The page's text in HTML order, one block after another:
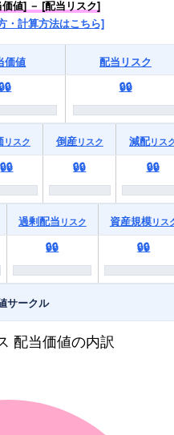
値] － [配当リスク]
・計算方法はこちら]
価値
配当リスク
🔒🔒
リスク 倒産リスク 減配リス
🔒🔒 🔒🔒 🔒🔒
過剰配当 リスク 資産規模リス
🔒🔒 🔒🔒
サークル